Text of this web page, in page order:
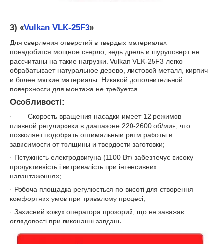
3) «Vulkan VLK-25F3»
Для сверления отверстий в твердых материалах
понадобится мощное сверло, ведь дрель и шуруповерт не
рассчитаны на такие нагрузки. Vulkan VLK-25F3 легко
обрабатывает натуральное дерево, листовой металл, кирпич
и более мягкие материалы. Никакой дополнительной
поверхности для монтажа не требуется.
Особливості:
· Скорость вращения насадки имеет 12 режимов
плавной регулировки в диапазоне 220-2600 об/мин, что
позволяет подобрать оптимальный ритм работы в
зависимости от толщины и твердости заготовки;
· Потужність електродвигуна (1100 Вт) забезпечує високу
продуктивність і витривалість при інтенсивних
навантаженнях;
· Робоча площадка регулюється по висоті для створення
комфортних умов при тривалому процесі;
· Захисний кожух оператора прозорий, що не заважає
оглядовості при виконанні завдань.